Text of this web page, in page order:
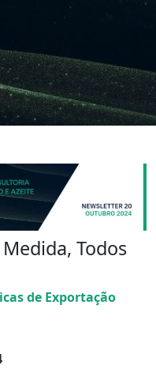
Todos
de Exportação